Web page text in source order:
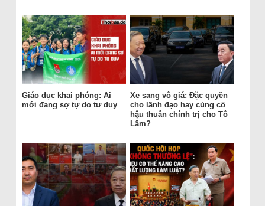
Giáo dục khai phóng: Ai
mới đang sợ tự do tư duy
Xe sang vô giá: Đặc quyền
cho lãnh đạo hay củng cố
hậu thuẫn chính trị cho Tô
Lâm?